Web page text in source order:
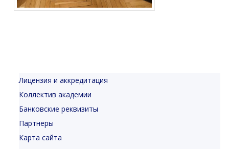
Лицензия и аккредитация
Коллектив академии
Банковские реквизиты
Партнеры
Карта сайта